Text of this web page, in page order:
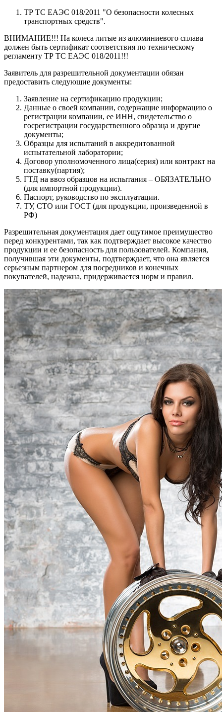
ТР ТС ЕАЭС 018/2011 "О безопасности колесных
транспортных средств".
ВНИМАНИЕ!!! На колеса литые из алюминиевого сплава
должен быть сертификат соответствия по техническому
регламенту ТР ТС ЕАЭС 018/2011!!!
Заявитель для разрешительной документации обязан
предоставить следующие документы:
Заявление на сертификацию продукции;
Данные о своей компании, содержащие информацию о
регистрации компании, ее ИНН, свидетельство о
госрегистрации государственного образца и другие
документы;
Образцы для испытаний в аккредитованной
испытательной лаборатории;
Договор уполномоченного лица(серия) или контракт на
поставку(партия);
ГТД на ввоз образцов на испытания – ОБЯЗАТЕЛЬНО
(для импортной продукции).
Паспорт, руководство по эксплуатации.
ТУ, СТО или ГОСТ (для продукции, произведенной в
РФ)
Разрешительная документация дает ощутимое преимущество
перед конкурентами, так как подтверждает высокое качество
продукции и ее безопасность для пользователей. Компания,
получившая эти документы, подтверждает, что она является
серьезным партнером для посредников и конечных
покупателей, надежна, придерживается норм и правил.